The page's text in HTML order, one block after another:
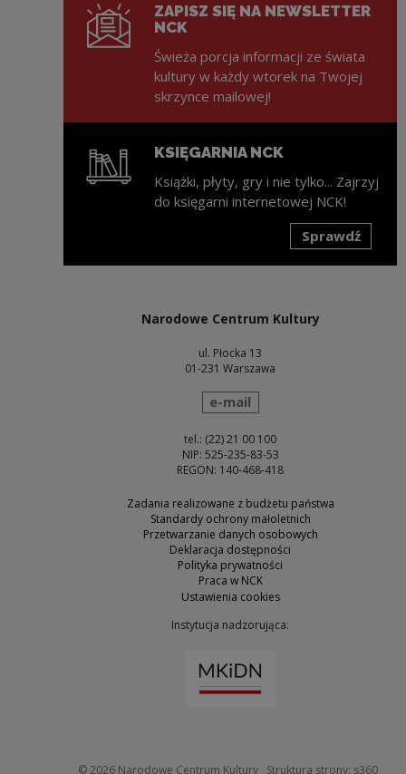
ZAPISZ SIĘ NA NEWSLETTER
NCK
Świeża porcja informacji ze świata
kultury w każdy wtorek na Twojej
skrzynce mailowej!
KSIĘGARNIA NCK
Książki, płyty, gry i nie tylko... Zajrzyj
do księgarni internetowej NCK!
Sprawdź
Narodowe Centrum Kultury
ul. Płocka 13
01-231 Warszawa
wyślij wiadomość
e-mail
tel.: (22) 21 00 100
NIP: 525-235-83-53
REGON: 140-468-418
Zadania realizowane z budżetu państwa
Standardy ochrony małoletnich
Przetwarzanie danych osobowych
Deklaracja dostępności
Polityka prywatności
Praca w NCK
Ustawienia cookies
Instytucja nadzorująca:
© 2026 Narodowe Centrum KulturyStruktura strony: s360